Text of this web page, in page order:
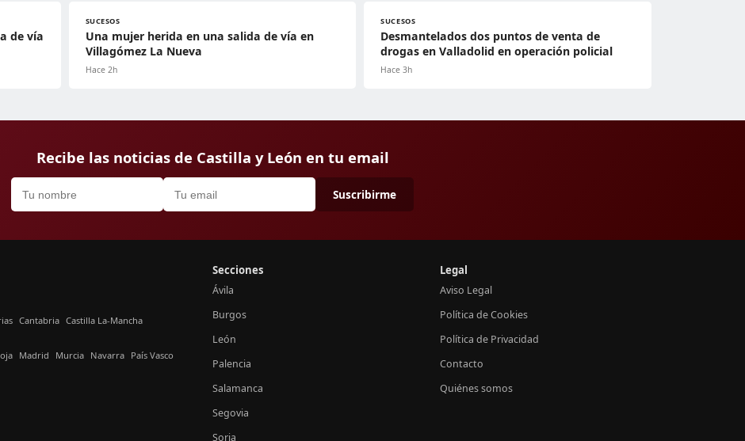
de vía
SUCESOS
Una mujer herida en una salida de vía en
Villagómez La Nueva
Hace 2h
SUCESOS
Desmantelados dos puntos de venta de
drogas en Valladolid en operación policial
Hace 3h
Recibe las noticias de Castilla y León en tu email
Suscribirme
Cantabria Castilla La-Mancha
Madrid Murcia Navarra País Vasco
Secciones
Ávila
Burgos
León
Palencia
Salamanca
Segovia
Soria
Legal
Aviso Legal
Política de Cookies
Política de Privacidad
Contacto
Quiénes somos